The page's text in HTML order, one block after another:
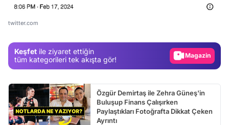
twitter.com
Keşfet ile ziyaret ettiğin
tüm kategorileri tek akışta gör!
Test
Magazin
Video
Özgür Demirtaş ile Zehra Güneş'in
Buluşup Finans Çalışırken
Paylaştıkları Fotoğrafta Dikkat Çeken
Ayrıntı